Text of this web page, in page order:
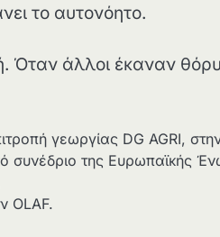
το αυτονόητο.
άλλοι έκαναν
γεωργίας DG AGRI,
συνέδριο της Ευρωπαϊκής
OLAF.